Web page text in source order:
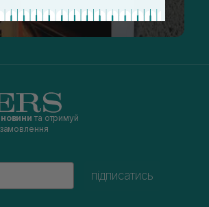
та отримуй
підписатись